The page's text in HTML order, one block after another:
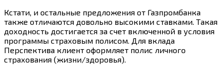
Кстати, и остальные предложения от Газпромбанка
также отличаются довольно высокими ставками. Такая
доходность достигается за счет включенной в условия
программы страховым полисом. Для вклада
Перспектива клиент оформляет полис личного
страхования (жизни/здоровья).